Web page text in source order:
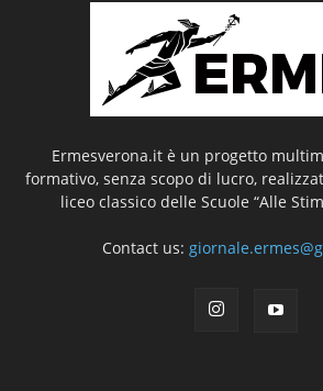
Ermesverona.it è un progetto
formativo, senza scopo di lucro,
liceo classico delle Scuole “Alle
Contact us: